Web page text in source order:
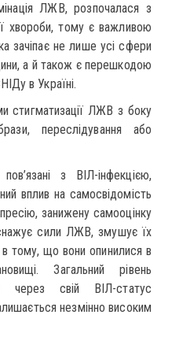
ЛЖВ, розпочалася з
хвороби, тому є важливою
зачіпає не лише усі сфери
а й також є перешкодою
в Україні.
стигматизації ЛЖВ з боку
переслідування або
з ВІЛ-інфекцією,
вплив на самосвідомість
занижену самооцінку
сили ЛЖВ, змушує їх
тому, що вони опинилися в
Загальний рівень
через свій ВІЛ-статус
незмінно високим